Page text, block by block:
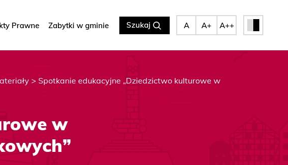
Prawne Zabytki w gminie Szukaj A A+ A++
> Spotkanie edukacyjne „Dziedzictwo kulturowe w
w